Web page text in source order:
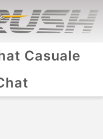
Casuale